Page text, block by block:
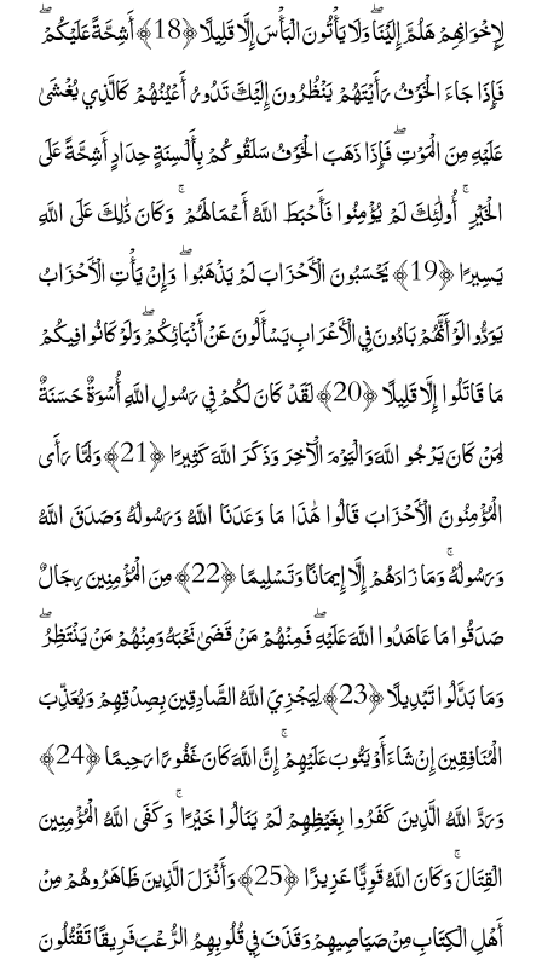
لِإِخْوَانِهِمْ هَلُمَّ إِلَيْنَا ۖ وَلَا يَأْتُونَ الْبَأْسَ إِلَّا قَلِيلًا ﴿18﴾ أَشِحَّةً عَلَيْكُمْ ۖ
فَإِذَا جَاءَ الْخَوْفُ رَأَيْتَهُمْ يَنْظُرُونَ إِلَيْكَ تَدُورُ أَعْيُنُهُمْ كَالَّذِي يُغْشَىٰ
عَلَيْهِ مِنَ الْمَوْتِ ۖ فَإِذَا ذَهَبَ الْخَوْفُ سَلَقُوكُمْ بِأَلْسِنَةٍ حِدَادٍ أَشِحَّةً عَلَى
الْخَيْرِ ۚ أُولَٰئِكَ لَمْ يُؤْمِنُوا فَأَحْبَطَ اللَّهُ أَعْمَالَهُمْ ۚ وَكَانَ ذَٰلِكَ عَلَى اللَّهِ
يَسِيرًا ﴿19﴾ يَحْسَبُونَ الْأَحْزَابَ لَمْ يَذْهَبُوا ۖ وَإِنْ يَأْتِ الْأَحْزَابُ
يَوَدُّوا لَوْ أَنَّهُمْ بَادُونَ فِي الْأَعْرَابِ يَسْأَلُونَ عَنْ أَنْبَائِكُمْ ۖ وَلَوْ كَانُوا فِيكُمْ
مَا قَاتَلُوا إِلَّا قَلِيلًا ﴿20﴾ لَقَدْ كَانَ لَكُمْ فِي رَسُولِ اللَّهِ أُسْوَةٌ حَسَنَةٌ
لِمَنْ كَانَ يَرْجُو اللَّهَ وَالْيَوْمَ الْآخِرَ وَذَكَرَ اللَّهَ كَثِيرًا ﴿21﴾ وَلَمَّا رَأَى
الْمُؤْمِنُونَ الْأَحْزَابَ قَالُوا هَٰذَا مَا وَعَدَنَا اللَّهُ وَرَسُولُهُ وَصَدَقَ اللَّهُ
وَرَسُولُهُ ۚ وَمَا زَادَهُمْ إِلَّا إِيمَانًا وَتَسْلِيمًا ﴿22﴾ مِنَ الْمُؤْمِنِينَ رِجَالٌ
صَدَقُوا مَا عَاهَدُوا اللَّهَ عَلَيْهِ ۖ فَمِنْهُمْ مَنْ قَضَىٰ نَحْبَهُ وَمِنْهُمْ مَنْ يَنْتَظِرُ ۖ
وَمَا بَدَّلُوا تَبْدِيلًا ﴿23﴾ لِيَجْزِيَ اللَّهُ الصَّادِقِينَ بِصِدْقِهِمْ وَيُعَذِّبَ
الْمُنَافِقِينَ إِنْ شَاءَ أَوْ يَتُوبَ عَلَيْهِمْ ۚ إِنَّ اللَّهَ كَانَ غَفُورًا رَحِيمًا ﴿24﴾
وَرَدَّ اللَّهُ الَّذِينَ كَفَرُوا بِغَيْظِهِمْ لَمْ يَنَالُوا خَيْرًا ۚ وَكَفَى اللَّهُ الْمُؤْمِنِينَ
الْقِتَالَ ۚ وَكَانَ اللَّهُ قَوِيًّا عَزِيزًا ﴿25﴾ وَأَنْزَلَ الَّذِينَ ظَاهَرُوهُمْ مِنْ
أَهْلِ الْكِتَابِ مِنْ صَيَاصِيهِمْ وَقَذَفَ فِي قُلُوبِهِمُ الرُّعْبَ فَرِيقًا تَقْتُلُونَ